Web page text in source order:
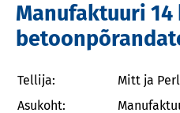
Manufaktuuri
Tellija:
Mitt ja
Asukoht: